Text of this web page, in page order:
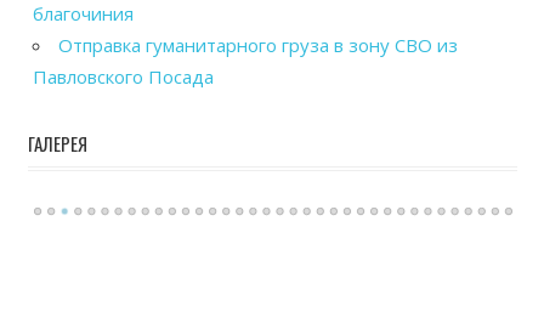
благочиния
Отправка гуманитарного груза в зону СВО из
Павловского Посада
ГАЛЕРЕЯ